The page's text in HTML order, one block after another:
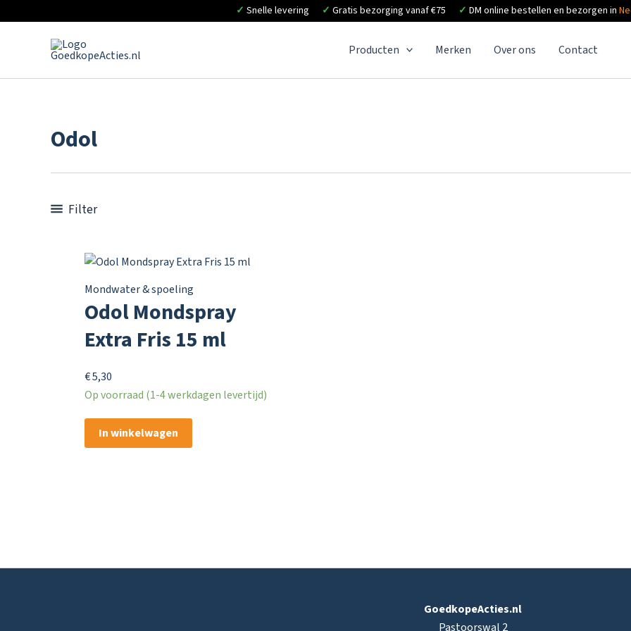
✓ Snelle levering ✓ Gratis bezorging vanaf €75 ✓ DM online bestellen en bezorgen in
Producten Merken Over ons Contact
Odol
Filter
Mondwater & spoeling
Odol Mondspray
Extra Fris 15 ml
€5,30
Op voorraad (1-4 werkdagen levertijd)
In winkelwagen
GoedkopeActies.nl
Pastoorswal 2